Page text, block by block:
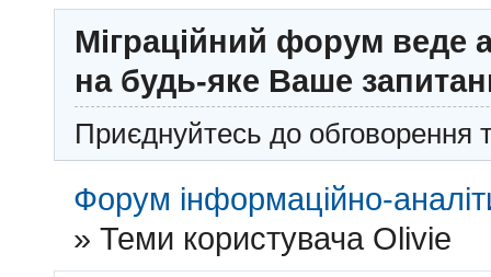
Міграційний форум веде
на будь-яке Ваше
Приєднуйтесь до обговорення
Форум інформаційно-
»Теми користувача Olivie